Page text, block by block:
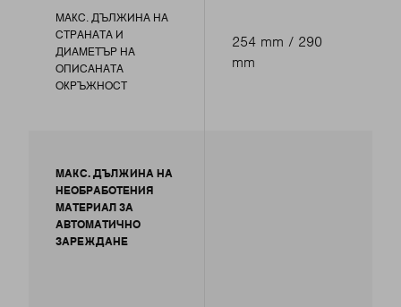
МАКС. ДЪЛЖИНА НА
СТРАНАТА И
ДИАМЕТЪР НА
ОПИСАНАТА
ОКРЪЖНОСТ
МАКС. ДЪЛЖИНА НА
НЕОБРАБОТЕНИЯ
МАТЕРИАЛ ЗА
АВТОМАТИЧНО
ЗАРЕЖДАНЕ
254 mm / 290
mm